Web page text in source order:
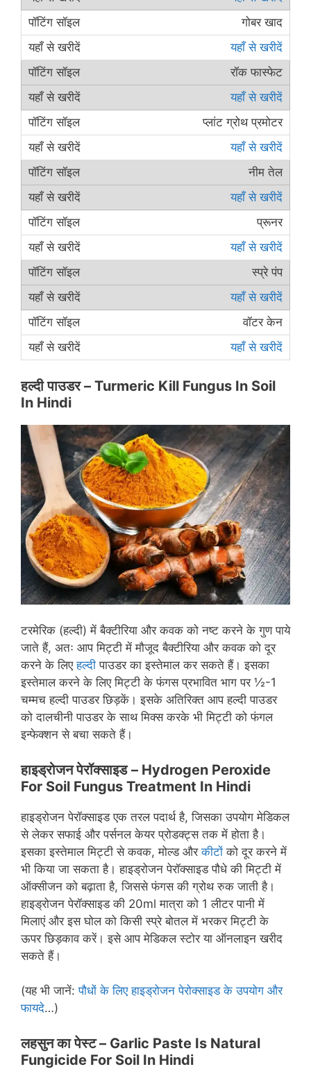
गोबर खाद
यहाँ से खरीदें
रॉक फास्फेट
यहाँ से खरीदें
प्लांट ग्रोथ प्रमोटर
यहाँ से खरीदें
नीम तेल
यहाँ से खरीदें
प्रूनर
यहाँ से खरीदें
स्प्रे पंप
यहाँ से खरीदें
वॉटर केन
यहाँ से खरीदें
हल्दी पाउडर– Turmeric Kill Fungus In Soil
In Hindi
टरमेरिक (हल्दी) में बैक्टीरिया और कवक को नष्ट करने के गुण पाये
जाते हैं, अतः आप मिट्टी में मौजूद बैक्टीरिया और कवक को दूर
करने के लिएहल्दी पाउडर का इस्तेमाल कर सकते हैं। इसका
इस्तेमाल करने के लिए मिट्टी के फंगस प्रभावित भाग पर ½-1
चम्मच हल्दी पाउडर छिड़कें। इसके अतिरिक्त आप हल्दी पाउडर
को दालचीनी पाउडर के साथ मिक्स करके भी मिट्टी को फंगल
इन्फेक्शन से बचा सकते हैं।
हाइड्रोजन पेरॉक्साइड – Hydrogen Peroxide
For Soil Fungus Treatment In Hindi
हाइड्रोजन पेरॉक्साइड एक तरल पदार्थ है, जिसका उपयोग मेडिकल
से लेकर सफाई और पर्सनल केयर प्रोडक्ट्स तक में होता है।
इसका इस्तेमाल मिट्टी से कवक, मोल्ड औरकीटों को दूर करने में
भी किया जा सकता है। हाइड्रोजन पेरॉक्साइड पौधे की मिट्टी में
ऑक्सीजन को बढ़ाता है, जिससे फंगस की ग्रोथ रुक जाती है।
हाइड्रोजन पेरॉक्साइड की 20ml मात्रा को 1 लीटर पानी में
मिलाएं और इस घोल को किसी स्प्रे बोतल में भरकर मिट्टी के
ऊपर छिड़काव करें। इसे आप मेडिकल स्टोर या ऑनलाइन खरीद
सकते हैं।
(यह भी जानें:पौधों के लिए हाइड्रोजन पेरोक्साइड के उपयोग और
फायदे…)
लहसुन का पेस्ट– Garlic Paste Is Natural
Fungicide For Soil In Hindi